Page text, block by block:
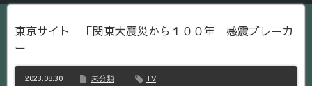
東京サイト 「関東大震災から１００年 感震ブレーカ
ー」
2023.08.30 未分類 TV